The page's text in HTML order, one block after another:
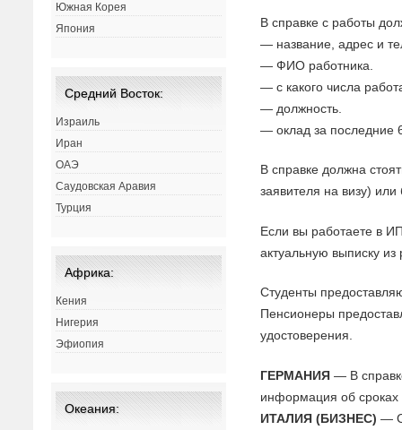
В справке с работы
— название, адрес и
— ФИО работника.
— с какого числа
— должность.
— оклад за последние
В справке должна
заявителя на визу) или
Если вы работаете в
актуальную выписку из
Студенты
Пенсионеры
удостоверения.
ГЕРМАНИЯ — В
информация об сроках
ИТАЛИЯ (БИЗНЕС) —
Южная Корея
Япония
Средний Восток:
Израиль
Иран
ОАЭ
Саудовская Аравия
Турция
Африка:
Кения
Нигерия
Эфиопия
Океания: